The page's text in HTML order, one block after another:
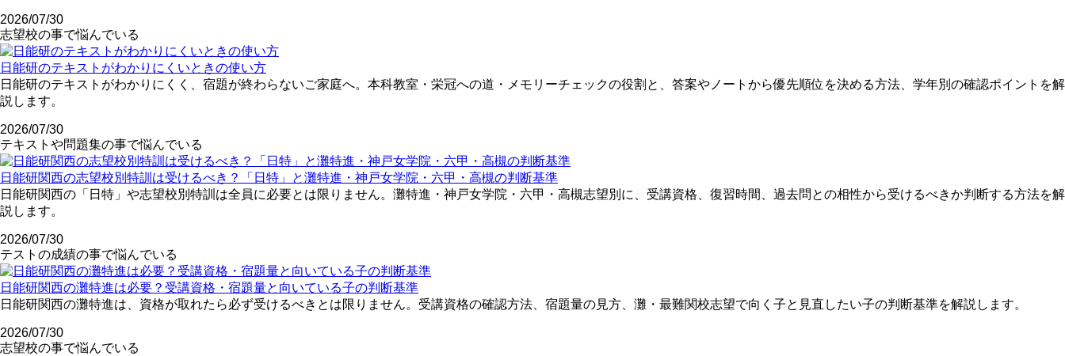
2026/07/30
志望校の事で悩んでいる
日能研のテキストがわかりにくいときの使い方
日能研のテキストがわかりにくく、宿題が終わらないご家庭へ。本科教室・栄冠への道・メモリーチェックの役割と、答案やノートから優先順位を決める方法、学年別の確認ポイントを解
説します。
2026/07/30
テキストや問題集の事で悩んでいる
日能研関西の志望校別特訓は受けるべき？「日特」と灘特進・神戸女学院・六甲・高槻の判断基準
日能研関西の「日特」や志望校別特訓は全員に必要とは限りません。灘特進・神戸女学院・六甲・高槻志望別に、受講資格、復習時間、過去問との相性から受けるべきか判断する方法を解
説します。
2026/07/30
テストの成績の事で悩んでいる
日能研関西の灘特進は必要？受講資格・宿題量と向いている子の判断基準
日能研関西の灘特進は、資格が取れたら必ず受けるべきとは限りません。受講資格の確認方法、宿題量の見方、灘・最難関校志望で向く子と見直したい子の判断基準を解説します。
2026/07/30
志望校の事で悩んでいる